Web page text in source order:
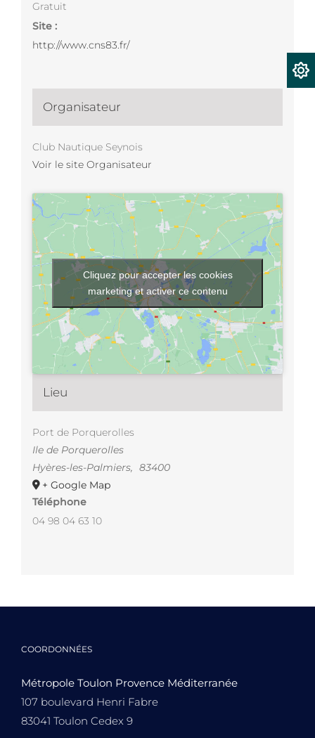
Gratuit
Site :
http://www.cns83.fr/
Organisateur
Club Nautique Seynois
Voir le site Organisateur
Lieu
Port de Porquerolles
Ile de Porquerolles
Hyères-les-Palmiers, 83400
+ Google Map
Téléphone
04 98 04 63 10
Cliquez pour accepter les cookies
marketing et activer ce contenu
COORDONNÉES
Métropole Toulon Provence Méditerranée
107 boulevard Henri Fabre
83041 Toulon Cedex 9